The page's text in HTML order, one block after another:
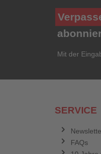
Mit der
SERVICE
FAQs